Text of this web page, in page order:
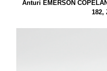
Anturi EMERSON
182,